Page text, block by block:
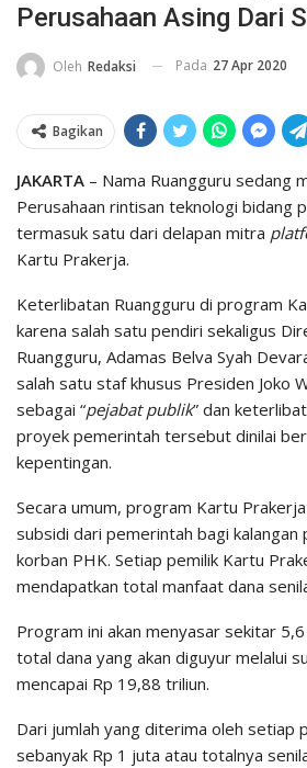
Perusahaan Asing Dari
Oleh Redaksi Pada 27 Apr 2020
Bagikan
JAKARTA – Nama Ruangguru sedang
Perusahaan rintisan teknologi bidang
termasuk satu dari delapan mitra
Kartu Prakerja.
Keterlibatan Ruangguru di program
karena salah satu pendiri sekaligus
Ruangguru, Adamas Belva Syah
salah satu staf khusus Presiden Joko
sebagai “pejabat publik” dan
proyek pemerintah tersebut dinilai
kepentingan.
Secara umum, program Kartu
subsidi dari pemerintah bagi kalangan
korban PHK. Setiap pemilik Kartu
mendapatkan total manfaat dana
Program ini akan menyasar sekitar
total dana yang akan diguyur melalui
mencapai Rp 19,88 triliun.
Dari jumlah yang diterima oleh setiap
sebanyak Rp 1 juta atau totalnya